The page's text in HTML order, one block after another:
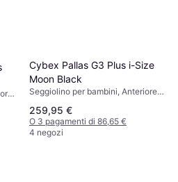
Cybex Pallas G3 Plus i-Size
Moon Black
Seggiolino per bambini, Anteriore,
259,95 €
O 3 pagamenti di 86,65 €
4 negozi